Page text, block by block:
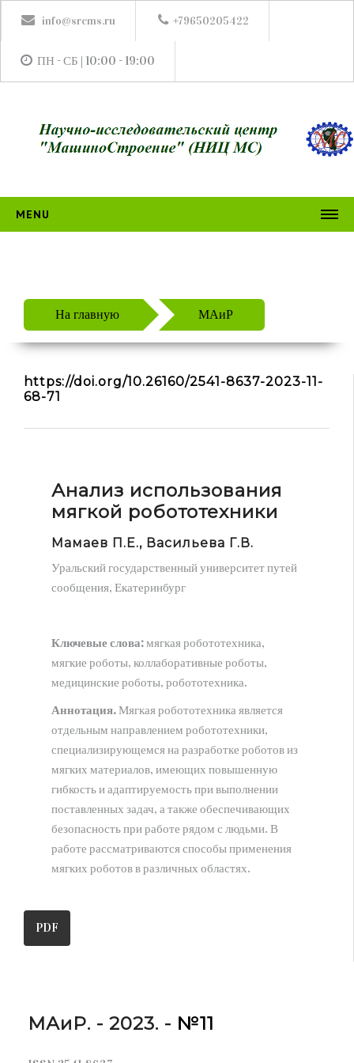
info@srcms.ru +79650205422
ПН - СБ | 10:00 - 19:00
MENU
Журналы
ТГиСМ
АПвМ
МАиР
СПТМ
Конференции
АПвМ
МАиППСиМ
МАиР
МИАР
МиМНиП
НПМиТП
СПТМ
ФОМ
АРХИВ
СПбФ НИЦ МС (Санкт-Петербург)
О ЦЕНТРЕ
Публикационная этика
Присвоение DOI
КОНТАКТЫ
На главную МАиР
https://doi.org/10.26160/2541-8637-2023-11-
68-71
Анализ использования
мягкой робототехники
Мамаев П.Е., Васильева Г.В.
Уральский государственный университет путей
сообщения, Екатеринбург
Ключевые слова:мягкая робототехника,
мягкие роботы, коллаборативные роботы,
медицинские роботы, робототехника.
Аннотация.Мягкая робототехника является
отдельным направлением робототехники,
специализирующемся на разработке роботов из
мягких материалов, имеющих повышенную
гибкость и адаптируемость при выполнении
поставленных задач, а также обеспечивающих
безопасность при работе рядом с людьми. В
работе рассматриваются способы применения
мягких роботов в различных областях.
PDF
МАиР. - 2023. - №11